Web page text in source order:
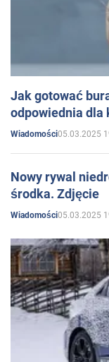
Jak gotować
odpowiednia dla
Wiadomości05.03.2025
Nowy rywal
środka. Zdjęcie
Wiadomości05.03.2025